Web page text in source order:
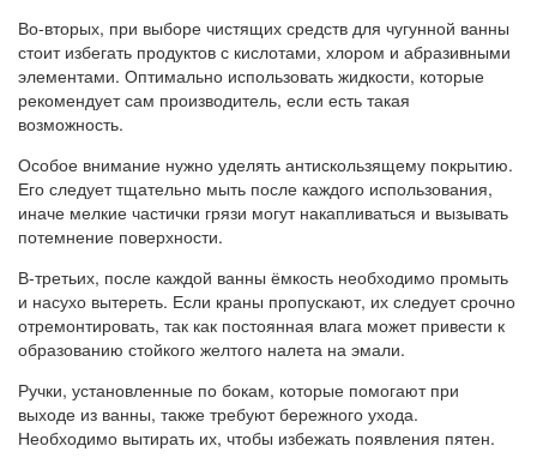
Во-вторых, при выборе чистящих средств для чугунной ванны
стоит избегать продуктов с кислотами, хлором и абразивными
элементами. Оптимально использовать жидкости, которые
рекомендует сам производитель, если есть такая
возможность.
Особое внимание нужно уделять антискользящему покрытию.
Его следует тщательно мыть после каждого использования,
иначе мелкие частички грязи могут накапливаться и вызывать
потемнение поверхности.
В-третьих, после каждой ванны ёмкость необходимо промыть
и насухо вытереть. Если краны пропускают, их следует срочно
отремонтировать, так как постоянная влага может привести к
образованию стойкого желтого налета на эмали.
Ручки, установленные по бокам, которые помогают при
выходе из ванны, также требуют бережного ухода.
Необходимо вытирать их, чтобы избежать появления пятен.